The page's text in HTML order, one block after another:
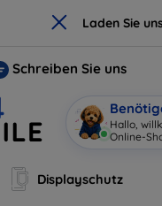
× Laden Sie
Schreiben Sie uns
Hallo,
Online-
Displayschutz